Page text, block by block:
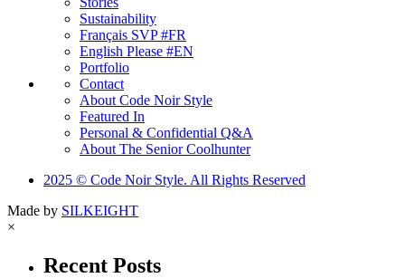
Sustainability
Français SVP #FR
English Please #EN
Portfolio
Contact
About Code Noir Style
Featured In
Personal & Confidential Q&A
About The Senior Coolhunter
2025 © Code Noir Style. All Rights Reserved
Made by SILKEIGHT
×
Recent Posts